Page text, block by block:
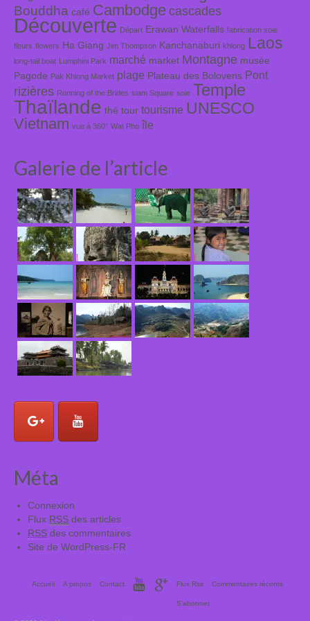
Bouddha café Cambodge cascades
Découverte Départ Erawan Waterfalls fabrication soie
fleurs flowers Ha Giang Jim Thompson Kanchanaburi khlong Laos
long-tail boat Lumphini Park marché market Montagne musée
Pagode Pak Khlong Market plage Plateau des Bolovens Pont
rizières Running of the Brides siam Square soie Temple
Thaïlande thé tour tourisme UNESCO
Vietnam vue à 360° Wat Pho île
Galerie de l’article
Méta
Connexion
Flux RSS des articles
RSS des commentaires
Site de WordPress-FR
Accueil A propos Contact Flux Rss Commentaires récents
S’abonner